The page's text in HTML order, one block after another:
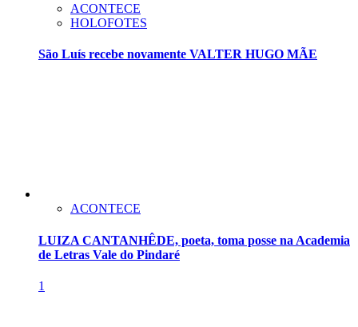
ACONTECE
HOLOFOTES
São Luís recebe novamente VALTER HUGO MÃE
ACONTECE
LUIZA CANTANHÊDE, poeta, toma posse na Academia
de Letras Vale do Pindaré
1